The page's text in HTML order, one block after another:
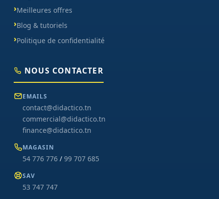
Meilleures offres
Blog & tutoriels
Politique de confidentialité
NOUS CONTACTER
EMAILS
contact@didactico.tn
commercial@didactico.tn
finance@didactico.tn
MAGASIN
54 776 776 / 99 707 685
SAV
53 747 747